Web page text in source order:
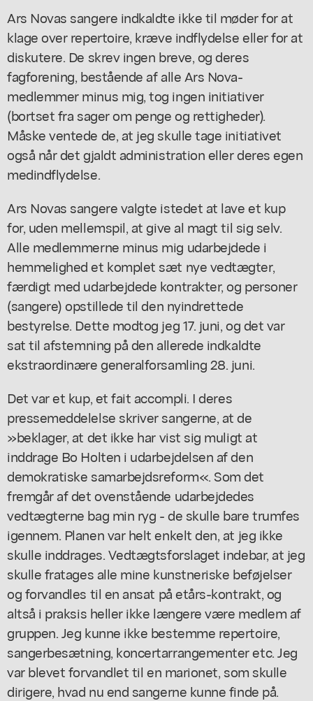
Ars Novas sangere indkaldte ikke til møder for at
klage over repertoire, kræve indflydelse eller for at
diskutere. De skrev ingen breve, og deres
fagforening, bestående af alle Ars Nova-
medlemmer minus mig, tog ingen initiativer
(bortset fra sager om penge og rettigheder).
Måske ventede de, at jeg skulle tage initiativet
også når det gjaldt administration eller deres egen
medindflydelse.
Ars Novas sangere valgte istedet at lave et kup
for, uden mellemspil, at give al magt til sig selv.
Alle medlemmerne minus mig udarbejdede i
hemmelighed et komplet sæt nye vedtægter,
færdigt med udarbejdede kontrakter, og personer
(sangere) opstillede til den nyindrettede
bestyrelse. Dette modtog jeg 17. juni, og det var
sat til afstemning på den allerede indkaldte
ekstraordinære generalforsamling 28. juni.
Det var et kup, et fait accompli. I deres
pressemeddelelse skriver sangerne, at de
»beklager, at det ikke har vist sig muligt at
inddrage Bo Holten i udarbejdelsen af den
demokratiske samarbejdsreform«. Som det
fremgår af det ovenstående udarbejdedes
vedtægterne bag min ryg - de skulle bare trumfes
igennem. Planen var helt enkelt den, at jeg ikke
skulle inddrages. Vedtægtsforslaget indebar, at jeg
skulle fratages alle mine kunstneriske beføjelser
og forvandles til en ansat på etårs-kontrakt, og
altså i praksis heller ikke længere være medlem af
gruppen. Jeg kunne ikke bestemme repertoire,
sangerbesætning, koncertarrangementer etc. Jeg
var blevet forvandlet til en marionet, som skulle
dirigere, hvad nu end sangerne kunne finde på.